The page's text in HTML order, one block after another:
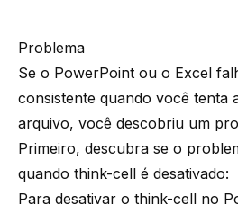
Problema
Se o PowerPoint ou o Excel
consistente quando você tenta
arquivo, você descobriu um
Primeiro, descubra se o
quando think-cell é desativado:
Para desativar o think-cell no